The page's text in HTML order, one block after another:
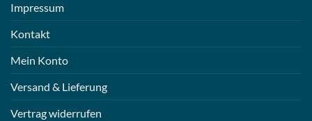
Impressum
Kontakt
Mein Konto
Versand & Lieferung
Vertrag widerrufen